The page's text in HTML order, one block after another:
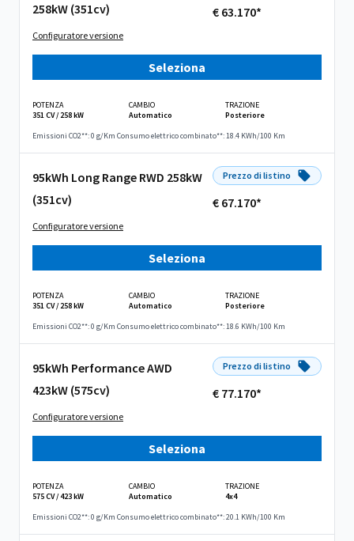
258kW (351cv)
Configuratore versione
€ 63.170*
Seleziona
POTENZA
351 CV / 258 kW
CAMBIO
Automatico
TRAZIONE
Posteriore
Emissioni CO2**: 0 g/Km Consumo elettrico combinato**: 18.4 KWh/100 Km
95kWh Long Range RWD 258kW
(351cv)
Configuratore versione
Prezzo di listino
€ 67.170*
Seleziona
POTENZA
351 CV / 258 kW
CAMBIO
Automatico
TRAZIONE
Posteriore
Emissioni CO2**: 0 g/Km Consumo elettrico combinato**: 18.6 KWh/100 Km
95kWh Performance AWD
423kW (575cv)
Configuratore versione
Prezzo di listino
€ 77.170*
Seleziona
POTENZA
575 CV / 423 kW
CAMBIO
Automatico
TRAZIONE
4x4
Emissioni CO2**: 0 g/Km Consumo elettrico combinato**: 20.1 KWh/100 Km